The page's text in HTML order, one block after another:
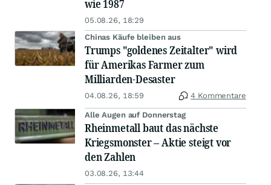
wie 1987
05.08.26, 18:29
Chinas Käufe bleiben aus
Trumps "goldenes Zeitalter" wird
für Amerikas Farmer zum
Milliarden-Desaster
04.08.26, 18:59 4 Kommentare
Alle Augen auf Donnerstag
Rheinmetall baut das nächste
Kriegsmonster – Aktie steigt vor
den Zahlen
03.08.26, 13:44